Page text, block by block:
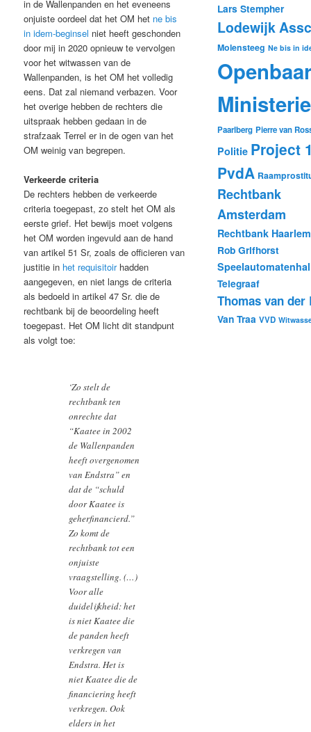
in de Wallenpanden en het eveneens
onjuiste oordeel dat het OM het ne bis
in idem-beginsel niet heeft geschonden
door mij in 2020 opnieuw te vervolgen
voor het witwassen van de
Wallenpanden, is het OM het volledig
eens. Dat zal niemand verbazen. Voor
het overige hebben de rechters die
uitspraak hebben gedaan in de
strafzaak Terrel er in de ogen van het
OM weinig van begrepen.
Verkeerde criteria
De rechters hebben de verkeerde
criteria toegepast, zo stelt het OM als
eerste grief. Het bewijs moet volgens
het OM worden ingevuld aan de hand
van artikel 51 Sr, zoals de officieren van
justitie in het requisitoirhadden
aangegeven, en niet langs de criteria
als bedoeld in artikel 47 Sr. die de
rechtbank bij de beoordeling heeft
toegepast. Het OM licht dit standpunt
als volgt toe:
‘Zo stelt de
rechtbank ten
onrechte dat
“Kaatee in 2002
de Wallenpanden
heeft overgenomen
van Endstra” en
dat de “schuld
door Kaatee is
geherfinancierd.”
Zo komt de
rechtbank tot een
onjuiste
vraagstelling. (…)
Voor alle
duidelijkheid: het
is niet Kaatee die
de panden heeft
verkregen van
Endstra. Het is
niet Kaatee die de
financiering heeft
verkregen. Ook
elders in het
Lars Stempher
Lodewijk
Molensteeg Ne bis in
Openbaar
Ministerie
Paarlberg Pierre van
Politie Project
PvdA
Rechtbank
Amsterdam
Rechtbank Haarlem
Rob Grifhorst
Telegraaf
Thomas van der
Van Traa VVD